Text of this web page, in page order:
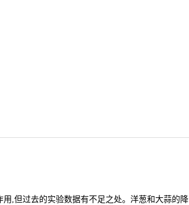
,但过去的实验数据有不足之处。洋葱和大蒜的降